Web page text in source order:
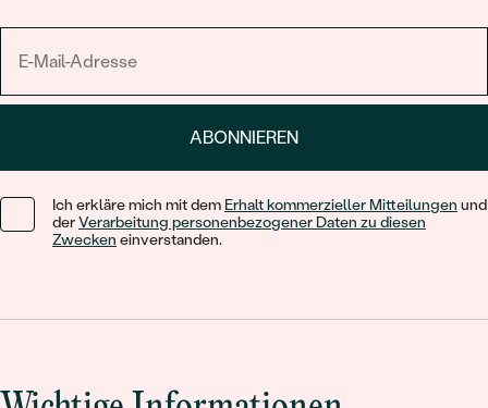
ABONNIEREN
Ich erkläre mich mit dem Erhalt kommerzieller Mitteilungen und
derVerarbeitung personenbezogener Daten zu diesen
Zwecken einverstanden.